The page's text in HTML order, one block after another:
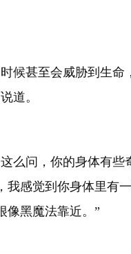
候甚至会威胁到生命
道。
么问，你的身体有些
我感觉到你身体里有
像黑魔法靠近。”